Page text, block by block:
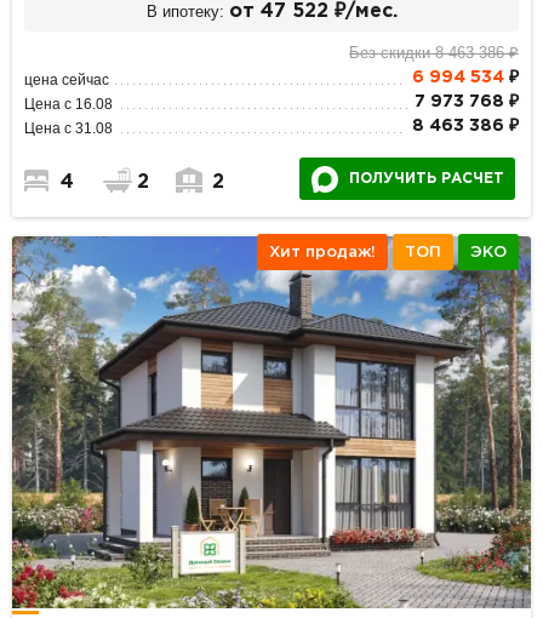
В ипотеку: от 47 522 ₽/мес.
Без скидки 8 463 386 ₽
цена сейчас 6 994 534₽
Цена с 16.08 7 973 768 ₽
Цена с 31.08 8 463 386 ₽
4 2 2 ПОЛУЧИТЬ РАСЧЕТ
Хит продаж! ТОП ЭКО